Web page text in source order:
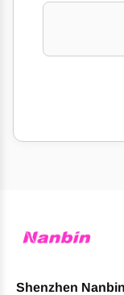
Shenzhen